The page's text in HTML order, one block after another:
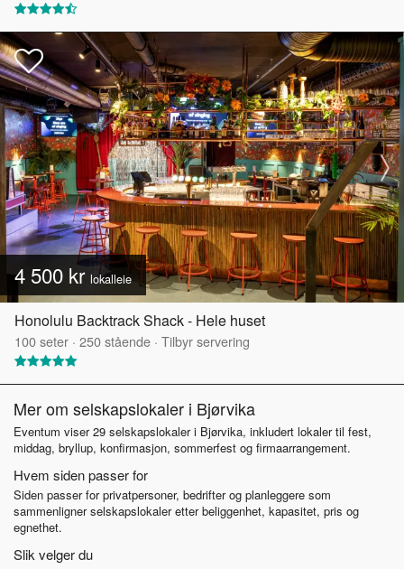
4 500 krlokalleie
Honolulu Backtrack Shack - Hele huset
100seter · 250stående · Tilbyr servering
Mer om selskapslokaler i Bjørvika
Eventum viser 29 selskapslokaler i Bjørvika, inkludert lokaler til fest,
middag, bryllup, konfirmasjon, sommerfest og firmaarrangement.
Hvem siden passer for
Siden passer for privatpersoner, bedrifter og planleggere som
sammenligner selskapslokaler etter beliggenhet, kapasitet, pris og
egnethet.
Slik velger du